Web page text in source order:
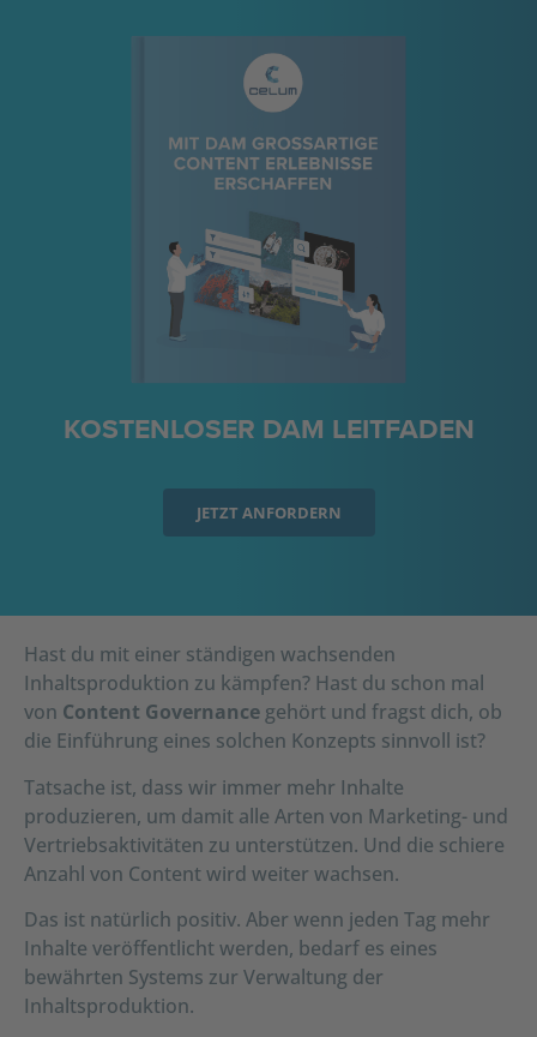
KOSTENLOSER DAM LEITFADEN
JETZT ANFORDERN
Hast du mit einer ständigen wachsenden
Inhaltsproduktion zu kämpfen? Hast du schon mal
von Content Governance gehört und fragst dich, ob
die Einführung eines solchen Konzepts sinnvoll ist?
Tatsache ist, dass wir immer mehr Inhalte
produzieren, um damit alle Arten von Marketing- und
Vertriebsaktivitäten zu unterstützen. Und die schiere
Anzahl von Content wird weiter wachsen.
Das ist natürlich positiv. Aber wenn jeden Tag mehr
Inhalte veröffentlicht werden, bedarf es eines
bewährten Systems zur Verwaltung der
Inhaltsproduktion.